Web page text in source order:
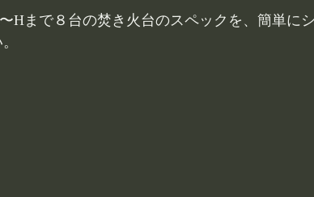
Hまで８台の焚き火台のスペックを、簡単に